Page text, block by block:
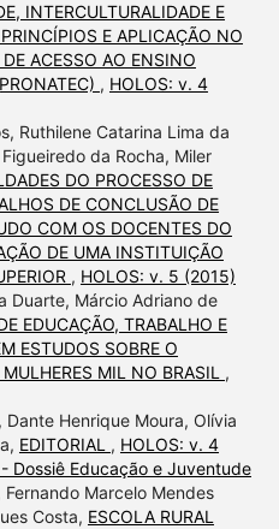
INTERCULTURALIDADE E
E APLICAÇÃO NO
ACESSO AO ENSINO
, HOLOS: v. 4
Ruthilene Catarina Lima da
da Rocha, Miler
DO PROCESSO DE
DE CONCLUSÃO DE
COM OS DOCENTES DO
DE UMA INSTITUIÇÃO
, HOLOS: v. 5 (2015)
Duarte, Márcio Adriano de
EDUCAÇÃO, TRABALHO E
ESTUDOS SOBRE O
MIL NO BRASIL ,
Henrique Moura, Olívia
EDITORIAL , HOLOS: v. 4
Dossiê Educação e Juventude
Marcelo Mendes
Costa, ESCOLA RURAL